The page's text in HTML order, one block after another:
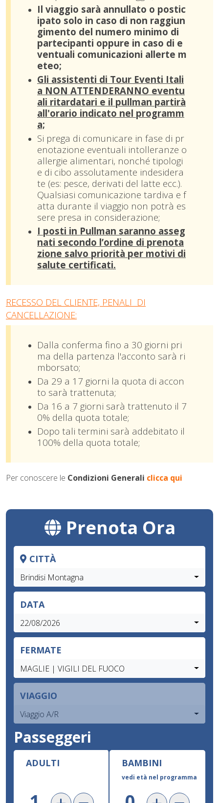
Il viaggio sarà annullato o postic
ipato solo in caso di non raggiun
gimento del numero minimo di
partecipanti oppure in caso di e
ventuali comunicazioni allerte m
eteo;
Gli assistenti di Tour Eventi Itali
a NON ATTENDERANNO eventu
ali ritardatari e il pullman partirà
all'orario indicato nel programm
a;
Si prega di comunicare in fase di pr
enotazione eventuali intolleranze o
allergie alimentari, nonché tipologi
e di cibo assolutamente indesidera
te (es: pesce, derivati del latte ecc.).
Qualsiasi comunicazione tardiva e f
atta durante il viaggio non potrà es
sere presa in considerazione;
I posti in Pullman saranno asseg
nati secondo l’ordine di prenota
zione salvo priorità per motivi di
salute certificati.
RECESSO DEL CLIENTE, PENALI DI
CANCELLAZIONE:
Dalla conferma fino a 30 giorni pri
ma della partenza l'acconto sarà ri
mborsato;
Da 29 a 17 giorni la quota di accon
to sarà trattenuta;
Da 16 a 7 giorni sarà trattenuto il 7
0% della quota totale;
Dopo tali termini sarà addebitato il
100% della quota totale;
Per conoscere le Condizioni Generali clicca qui
Prenota Ora
CITTÀ
Brindisi Montagna
DATA
22/08/2026
FERMATE
MAGLIE | VIGILI DEL FUOCO
VIAGGIO
Viaggio A/R
Passeggeri
ADULTI BAMBINI
vedi età nel programma